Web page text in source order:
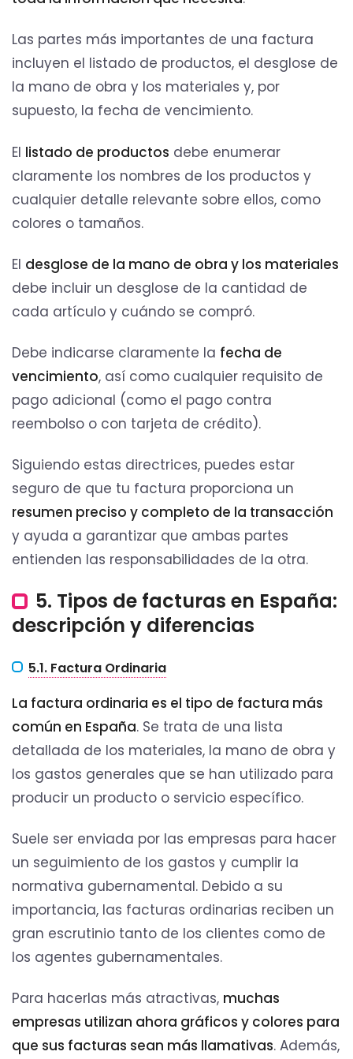
Las partes más importantes de una factura
incluyen el listado de productos, el desglose de
la mano de obra y los materiales y, por
supuesto, la fecha de vencimiento.
El listado de productos debe enumerar
claramente los nombres de los productos y
cualquier detalle relevante sobre ellos, como
colores o tamaños.
El desglose de la mano de obra y los materiales
debe incluir un desglose de la cantidad de
cada artículo y cuándo se compró.
Debe indicarse claramente la fecha de
vencimiento, así como cualquier requisito de
pago adicional (como el pago contra
reembolso o con tarjeta de crédito).
Siguiendo estas directrices, puedes estar
seguro de que tu factura proporciona un
resumen preciso y completo de la transacción
y ayuda a garantizar que ambas partes
entienden las responsabilidades de la otra.
5. Tipos de facturas en España:
descripción y diferencias
5.1. Factura Ordinaria
La factura ordinaria es el tipo de factura más
común en España. Se trata de una lista
detallada de los materiales, la mano de obra y
los gastos generales que se han utilizado para
producir un producto o servicio específico.
Suele ser enviada por las empresas para hacer
un seguimiento de los gastos y cumplir la
normativa gubernamental. Debido a su
importancia, las facturas ordinarias reciben un
gran escrutinio tanto de los clientes como de
los agentes gubernamentales.
Para hacerlas más atractivas, muchas
empresas utilizan ahora gráficos y colores para
que sus facturas sean más llamativas. Además,